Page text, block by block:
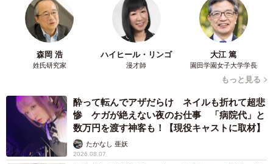
森岡 浩
姓氏研究家
ハイヒール・リンゴ
漫才師
大江 篤
園田学園女子大学学長
もっと見る
酔って転んでアザだらけ ネイルも折れて超悲
惨 ケガが絶えない夜のお仕事 「病院代」と
数万円を渡す神客も！【現役キャストに取材】
たかなし 亜妖
2026.08.07